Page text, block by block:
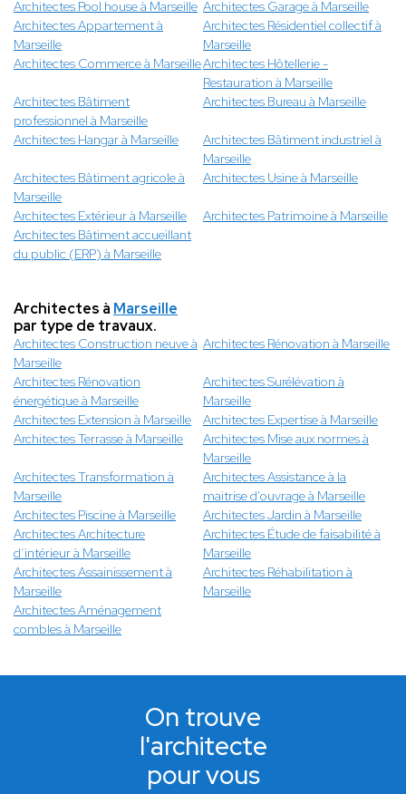
Architectes Pool house à Marseille Architectes Garage à Marseille
Architectes Appartement à
Marseille
Architectes Résidentiel collectif à
Marseille
Architectes Commerce à MarseilleArchitectes Hôtellerie -
Restauration à Marseille
Architectes Bâtiment
professionnel à Marseille
Architectes Bureau à Marseille
Architectes Hangar à Marseille
Architectes Bâtiment industriel à
Marseille
Architectes Bâtiment agricole à
Marseille
Architectes Usine à Marseille
Architectes Extérieur à Marseille
Architectes Patrimoine à Marseille
Architectes Bâtiment accueillant
du public (ERP) à Marseille
Architectes à Marseille
par type de travaux.
Architectes Construction neuve à
Marseille
Architectes Rénovation à Marseille
Architectes Rénovation
énergétique à Marseille
Architectes Surélévation à
Marseille
Architectes Extension à Marseille
Architectes Expertise à Marseille
Architectes Terrasse à Marseille
Architectes Mise aux normes à
Marseille
Architectes Transformation à
Marseille
Architectes Assistance à la
maitrise d'ouvrage à Marseille
Architectes Piscine à Marseille
Architectes Jardin à Marseille
Architectes Architecture
d’intérieur à Marseille
Architectes Étude de faisabilité à
Marseille
Architectes Assainissement à
Marseille
Architectes Réhabilitation à
Marseille
Architectes Aménagement
combles à Marseille
On trouve
l'architecte
pour vous